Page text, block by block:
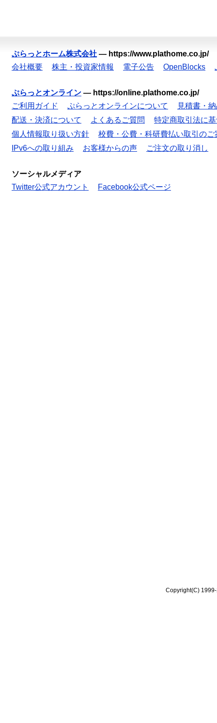
ぷらっとホーム株式会社 — https://www.plathome.co.jp/
会社概要
株主・投資家情報 電子公告 OpenBlocks
ぷらっとオンライン — https://online.plathome.co.jp/
ご利用ガイド
ぷらっとオンラインについて
見積書・
配送・決済について
よくあるご質問
特定商取引法に
個人情報取り扱い方針
校費・公費・科研費払い取引のご
IPv6への取り組み
お客様からの声 ご注文の取り消し
ソーシャルメディア
Twitter公式アカウント
Facebook公式ページ
Copyright(C)